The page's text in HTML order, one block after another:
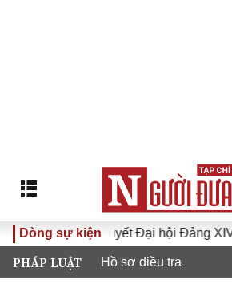
Dòng sự kiện
Nghị quyết Đại hội Đảng XIV vào
PHÁP LUẬT Hồ sơ điều tra